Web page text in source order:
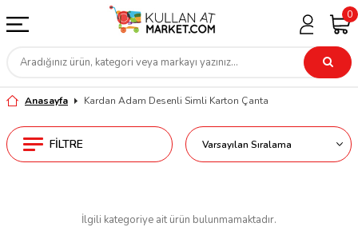
0
Anasayfa Kardan Adam Desenli Simli Karton Çanta
FILTRE
İlgili kategoriye ait ürün bulunmamaktadır.